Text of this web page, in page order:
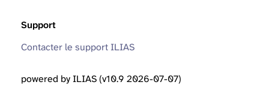
Support
Contacter le support ILIAS
powered by ILIAS (v10.9 2026-07-07)